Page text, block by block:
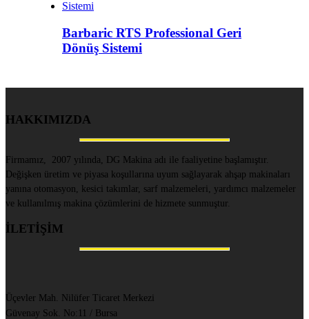
Barbaric RTS Professional Geri
Dönüş Sistemi
HAKKIMIZDA
Firmamız, 2007 yılında, DG Makina adı ile faaliyetine başlamıştır.
Değişken üretim ve piyasa koşullarına uyum sağlayarak ahşap makinaları
yanına otomasyon, kesici takımlar, sarf malzemeleri, yardımcı malzemeler
ve kullanılmış makina çözümlerini de hizmete sunmuştur.
İLETİŞİM
Üçevler Mah. Nilüfer Ticaret Merkezi
Güvenay Sok. No:11 / Bursa